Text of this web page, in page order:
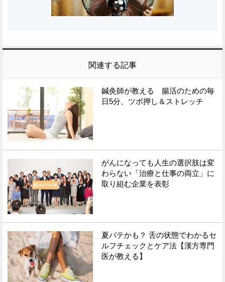
関連する記事
鍼灸師が教える 腸活のための毎
日5分、ツボ押し＆ストレッチ
がんになっても人生の選択肢は変
わらない「治療と仕事の両立」に
取り組む企業を表彰
夏バテかも？ 舌の状態でわかるセ
ルフチェックとケア法【漢方専門
医が教える】